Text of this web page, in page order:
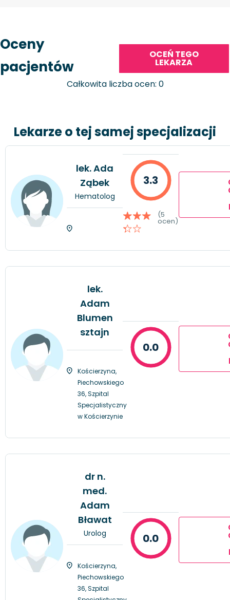
Oceny
pacjentów
OCEŃ TEGO
LEKARZA
Całkowita liczba ocen: 0
Lekarze o tej samej specjalizacji
lek. Ada
Ząbek
Hematolog
3.3
(5
ocen)
lek.
Adam
Blumen
sztajn
Kościerzyna,
Piechowskiego
36, Szpital
Specjalistyczny
w Kościerzynie
0.0
dr n.
med.
Adam
Bławat
Urolog
Kościerzyna,
Piechowskiego
36, Szpital
0.0